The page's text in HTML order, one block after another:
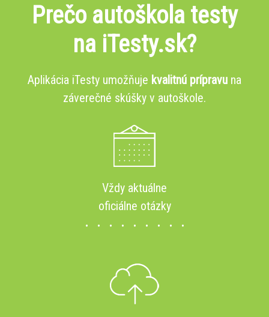
Prečo autoškola testy
na iTesty.sk?
Aplikácia iTesty umožňuje kvalitnú prípravu na
záverečné skúšky v autoškole.
Vždy aktuálne
oficiálne otázky